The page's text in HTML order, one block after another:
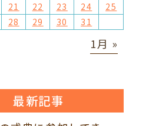
21 22 23 24
25
28 29 30 31
1月 »
最新記事